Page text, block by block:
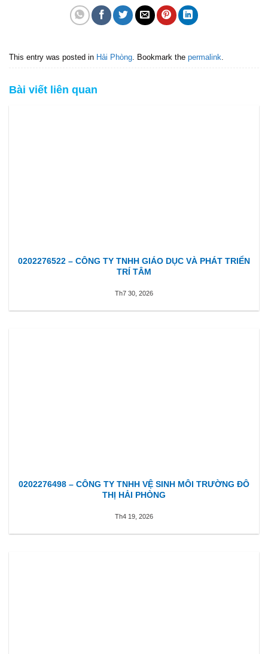
This entry was posted in Hải Phòng . Bookmark the permalink
Bài viết liên quan
0202276522 – CÔNG TY TNHH GIÁO DỤC VÀ PHÁT TRIỂN
TRÍ TÂM
Th7 30, 2026
0202276498 – CÔNG TY TNHH VỆ SINH MÔI TRƯỜNG ĐÔ
THỊ HẢI PHÒNG
Th4 19, 2026